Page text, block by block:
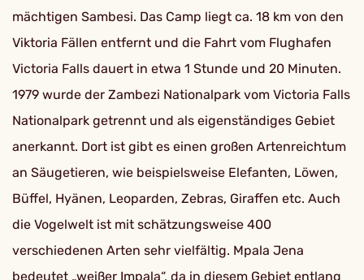
mächtigen Sambesi. Das Camp liegt ca. 18 km von den
Viktoria Fällen entfernt und die Fahrt vom Flughafen
Victoria Falls dauert in etwa 1 Stunde und 20 Minuten.
1979 wurde der Zambezi Nationalpark vom Victoria Falls
Nationalpark getrennt und als eigenständiges Gebiet
anerkannt. Dort ist gibt es einen großen Artenreichtum
an Säugetieren, wie beispielsweise Elefanten, Löwen,
Büffel, Hyänen, Leoparden, Zebras, Giraffen etc. Auch
die Vogelwelt ist mit schätzungsweise 400
verschiedenen Arten sehr vielfältig. Mpala Jena
bedeutet „weißer Impala“, da in diesem Gebiet entlang